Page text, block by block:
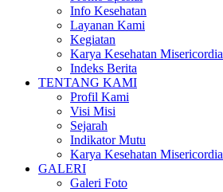
Info Kesehatan
Layanan Kami
Kegiatan
Karya Kesehatan Misericordia
Indeks Berita
TENTANG KAMI
Profil Kami
Visi Misi
Sejarah
Indikator Mutu
Karya Kesehatan Misericordia
GALERI
Galeri Foto